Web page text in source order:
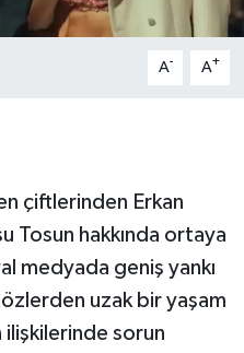
A- A+
çiftlerinden Erkan
Tosun hakkında ortaya
medyada geniş yankı
uzak bir yaşam
sorun